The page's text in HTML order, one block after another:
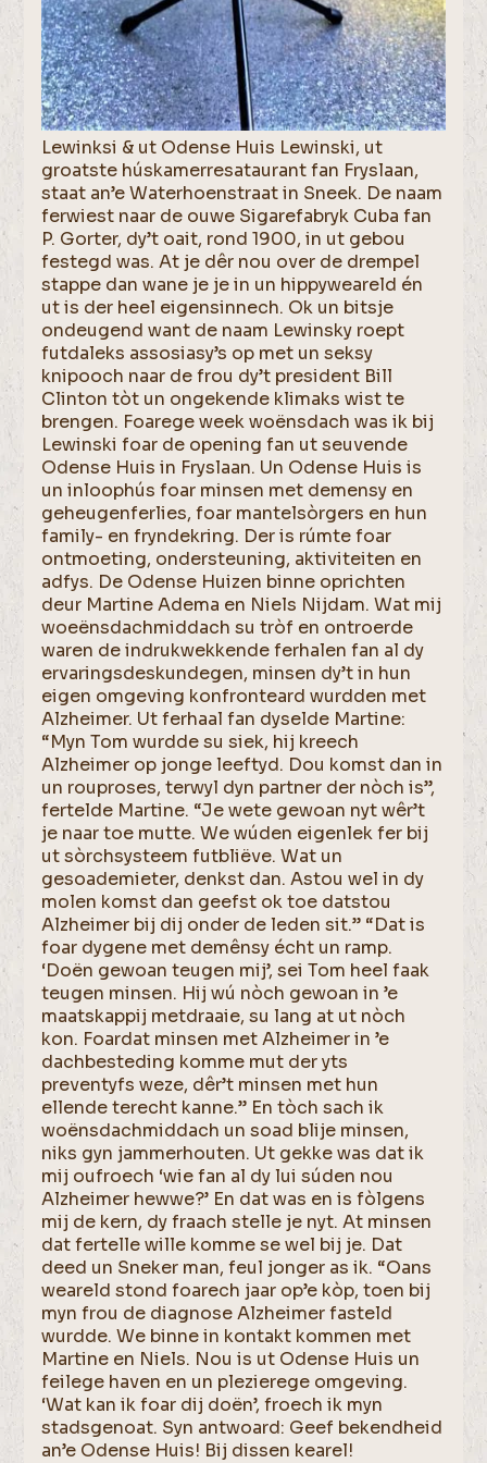
Lewinksi & ut Odense Huis Lewinski, ut
groatste húskamerresataurant fan Fryslaan,
staat an’e Waterhoenstraat in Sneek. De naam
ferwiest naar de ouwe Sigarefabryk Cuba fan
P. Gorter, dy’t oait, rond 1900, in ut gebou
festegd was. At je dêr nou over de drempel
stappe dan wane je je in un hippyweareld én
ut is der heel eigensinnech. Ok un bitsje
ondeugend want de naam Lewinsky roept
futdaleks assosiasy’s op met un seksy
knipooch naar de frou dy’t president Bill
Clinton tòt un ongekende klimaks wist te
brengen. Foarege week woënsdach was ik bij
Lewinski foar de opening fan ut seuvende
Odense Huis in Fryslaan. Un Odense Huis is
un inloophús foar minsen met demensy en
geheugenferlies, foar mantelsòrgers en hun
family- en fryndekring. Der is rúmte foar
ontmoeting, ondersteuning, aktiviteiten en
adfys. De Odense Huizen binne oprichten
deur Martine Adema en Niels Nijdam. Wat mij
woeënsdachmiddach su tròf en ontroerde
waren de indrukwekkende ferhalen fan al dy
ervaringsdeskundegen, minsen dy’t in hun
eigen omgeving konfronteard wurdden met
Alzheimer. Ut ferhaal fan dyselde Martine:
“Myn Tom wurdde su siek, hij kreech
Alzheimer op jonge leeftyd. Dou komst dan in
un rouproses, terwyl dyn partner der nòch is”,
fertelde Martine. “Je wete gewoan nyt wêr’t
je naar toe mutte. We wúden eigenlek fer bij
ut sòrchsysteem futbliëve. Wat un
gesoademieter, denkst dan. Astou wel in dy
molen komst dan geefst ok toe datstou
Alzheimer bij dij onder de leden sit.” “Dat is
foar dygene met demênsy écht un ramp.
‘Doën gewoan teugen mij’, sei Tom heel faak
teugen minsen. Hij wú nòch gewoan in ’e
maatskappij metdraaie, su lang at ut nòch
kon. Foardat minsen met Alzheimer in ’e
dachbesteding komme mut der yts
preventyfs weze, dêr’t minsen met hun
ellende terecht kanne.” En tòch sach ik
woënsdachmiddach un soad blije minsen,
niks gyn jammerhouten. Ut gekke was dat ik
mij oufroech ‘wie fan al dy lui súden nou
Alzheimer hewwe?’ En dat was en is fòlgens
mij de kern, dy fraach stelle je nyt. At minsen
dat fertelle wille komme se wel bij je. Dat
deed un Sneker man, feul jonger as ik. “Oans
weareld stond foarech jaar op’e kòp, toen bij
myn frou de diagnose Alzheimer fasteld
wurdde. We binne in kontakt kommen met
Martine en Niels. Nou is ut Odense Huis un
feilege haven en un plezierege omgeving.
‘Wat kan ik foar dij doën’, froech ik myn
stadsgenoat. Syn antwoard: Geef bekendheid
an’e Odense Huis! Bij dissen kearel!